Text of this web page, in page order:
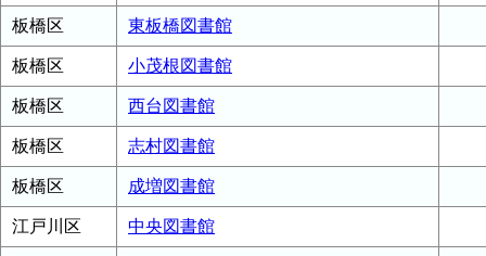
板橋区 東板橋図書館
板橋区 小茂根図書館
板橋区 西台図書館
板橋区 志村図書館
板橋区 成増図書館
江戸川区 中央図書館